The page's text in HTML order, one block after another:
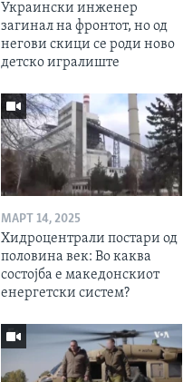
Украински инженер
загинал на фронтот, но од
негови скици се роди ново
детско игралиште
МАРТ 14, 2025
Хидроцентрали постари од
половина век: Во каква
состојба е македонскиот
енергетски систем?